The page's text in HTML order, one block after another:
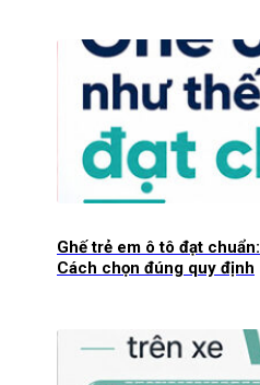
Ghế trẻ em ô tô đạt chuẩn:
Cách chọn đúng quy định